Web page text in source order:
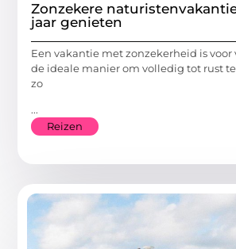
Zonzekere
jaar genieten
Een vakantie met zonzekerheid is
de ideale manier om volledig tot rust
zo
...
Reizen